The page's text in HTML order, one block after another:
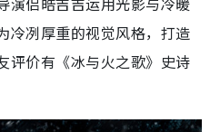
冷冽厚重的视觉风格，打造
评价有《冰与火之歌》史诗